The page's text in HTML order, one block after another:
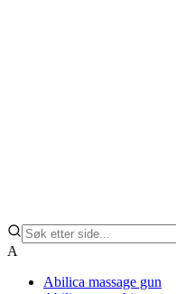
A
Abilica massage gun